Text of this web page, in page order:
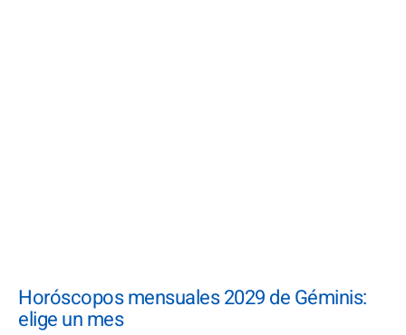
Horóscopos mensuales 2029 de Géminis:
elige un mes